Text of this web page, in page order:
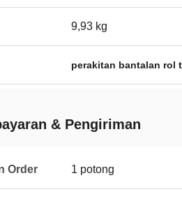
9,93 kg
perakitan bantalan rol
& Pengiriman
Order 1 potong